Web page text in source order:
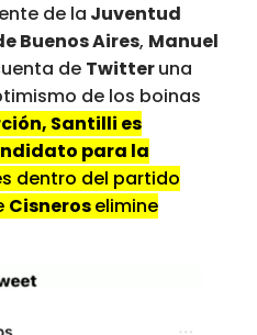
de la Juventud
Buenos Aires, Manuel
de Twitteruna
de los boinas
Santilli es
para la
dentro del partido
Cisneroselimine